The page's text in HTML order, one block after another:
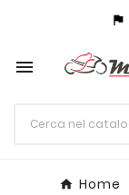
assistant_photo

Home